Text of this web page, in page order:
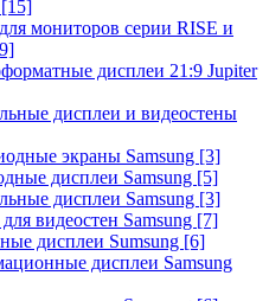
[15]
мониторов серии RISE и
дисплеи 21:9 Jupiter
дисплеи и видеостены
экраны Samsung [3]
дисплеи Samsung [5]
дисплеи Samsung [3]
видеостен Samsung [7]
дисплеи Sumsung [6]
дисплеи Samsung